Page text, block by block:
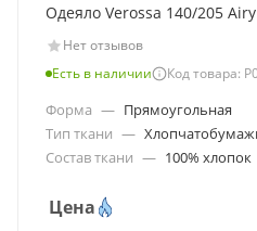
Одеяло Verossa 140/205
Нет отзывов
Есть в наличии
Код товара:
Форма — Прямоугольная
Тип ткани —
Состав ткани — 100% хлопок
Цена